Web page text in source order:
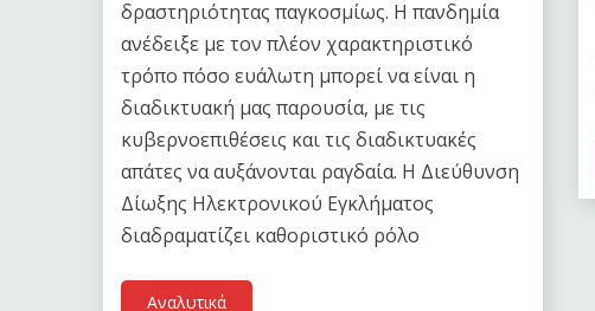
δραστηριότητας παγκοσμίως. Η πανδημία
ανέδειξε με τον πλέον χαρακτηριστικό
τρόπο πόσο ευάλωτη μπορεί να είναι η
διαδικτυακή μας παρουσία, με τις
κυβερνοεπιθέσεις και τις διαδικτυακές
απάτες να αυξάνονται ραγδαία. Η Διεύθυνση
Δίωξης Ηλεκτρονικού Εγκλήματος
διαδραματίζει καθοριστικό ρόλο
Αναλυτικά